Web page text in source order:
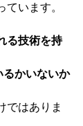
ています。
る技術を持
るかいないか
ではありま